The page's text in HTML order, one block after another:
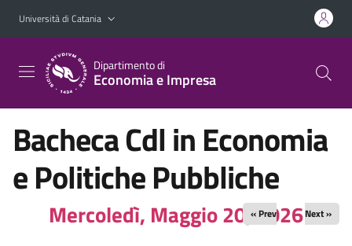
Vai al contenuto principale
Vai al menu di navigazione
Università di Catania
Dipartimento di
Economia e Impresa
Bacheca Cdl in Economia
e Politiche Pubbliche
Mercoledì, Maggio 20, 2026
« Prev Next »